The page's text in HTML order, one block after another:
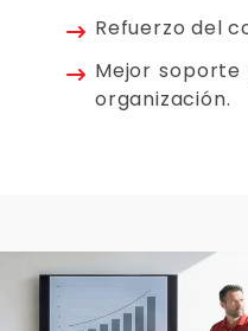
Refuerzo del
Mejor
organización.